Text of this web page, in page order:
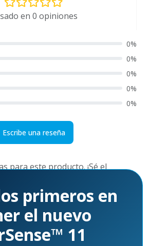
en 0 opiniones
0%
0%
0%
0%
0%
Escribe una reseña
para este producto. ¡Sé el
primeros en
el nuevo
11